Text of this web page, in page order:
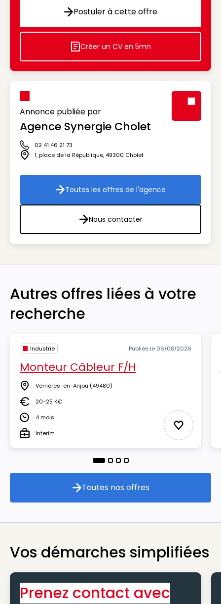
Postuler à cette offre
Postuler à cette offre
Icon decorative
Créer un CV en 5mn
Annonce publiée par
Agence Synergie Cholet
Icône téléphone
02 41 46 21 73
Icône adresse
1, place de la République, 49300 Cholet
Toutes les offres de l'agence
Toutes les offres de l'agence
Nous contacter
Nous contacter
Autres offres liées à votre
recherche
Industrie Publiée le 06/08/2026
Monteur Câbleur F/H
Lieu Verrières-en-Anjou (49480)
Salaire20-25 K€
Durée4 mois
TypeInterim Ajouter
Toutes nos offres
Toutes nos offres
Vos démarches simplifiées
Prenez contact avec